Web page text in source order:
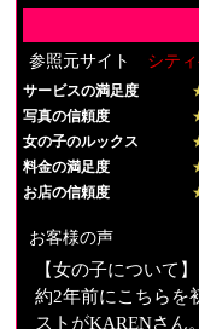
顔面騎乗位しても
反応してくれたの
さい
プレイ内容はお姉
ので満足度高いです
初めての方にもおす
新規料金で利用さ
も全く損無し！
今後も利用したいと
参照元サイト シテ
サービスの満足度
写真の信頼度
女の子のルックス
料金の満足度
お店の信頼度
お客様の声
【女の子について】
約2年前にこちらを
ストがKARENさん